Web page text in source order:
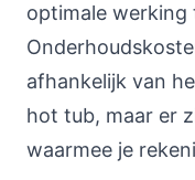
optimale werking
afhankelijk van
hot tub, maar er
waarmee je